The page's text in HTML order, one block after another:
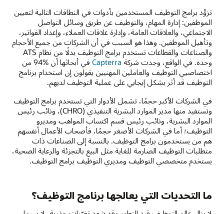
تزوِّد برامج التوظيف المستخدمين بأدوات في النطاقات التالية لتعيين
الموظفين: إدارة المهام، والتوظيف عن طريق وسائل التواصل
الاجتماعي، والعلاقات العامة، وإدارة علاقات العملاء، وإعداد الفواتير،
وتأهيل الموظفين. وهذا هو السبب في أن الشركات من جميع الأحجام
والصناعات والقطاعات تستخدم برامج التوظيف بدلًا من نظام ATS
وحده. في الواقع، وجدت شركة Capterra
في أبحاثها أن ‏94% من
اختصاصيي التوظيف والعاملين المهنيين يقولون إن استخدام برنامج
التوظيف قد أثر بشكل إيجابي على عملية التوظيف لديهم.
في الشركات الأكبر حجمًا، تشمل الأدوار التي تستخدم برامج التوظيف
وتستفيد منها مدير الموارد البشرية التنفيذي (CHRO)، ونائب رئيس
الموارد البشرية، ونائب رئيس قسم اكتساب المواهب ومديرو
التوظيف؛ أما في الشركات الأصغر حجمًا، فأصحاب الأعمال أنفسهم
هم من يستخدمون برامج التوظيف. بالنسبة إلى الصناعات ذات
متطلبات التوظيف الصارمة للغاية مثل البيع بالتجزئة والرعاية الصحية،
يستخدم متخصصي التوظيف ومديري التوظيف برامج التوظيف.
ما التحديات التي يعالجها برنامج التوظيف؟